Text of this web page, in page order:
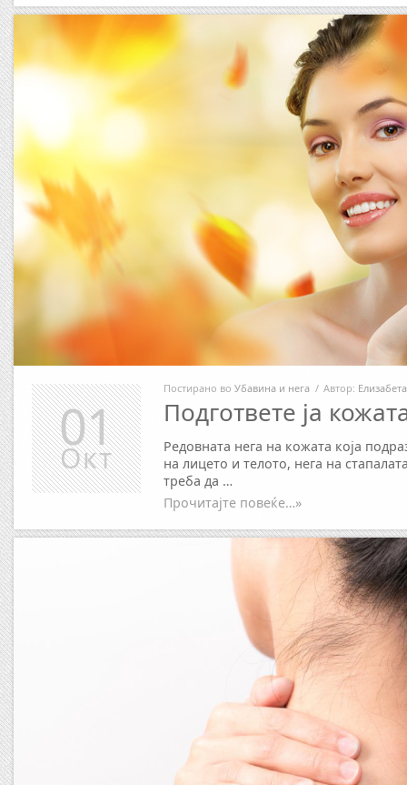
Постирано во Убавина и нега / Автор:
Подгответе ја
Редовната нега на кожата која
на лицето и телото, нега на
треба да …
Прочитајте повеќе…»
01
Окт